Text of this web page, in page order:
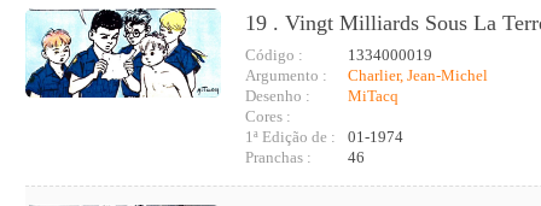
19 . Vingt Milliards Sous La
Código :
1334000019
Argumento :
Charlier, Jean-Michel
Desenho :
MiTacq
Cores :
1ª Edição de :
01-1974
Pranchas :
46